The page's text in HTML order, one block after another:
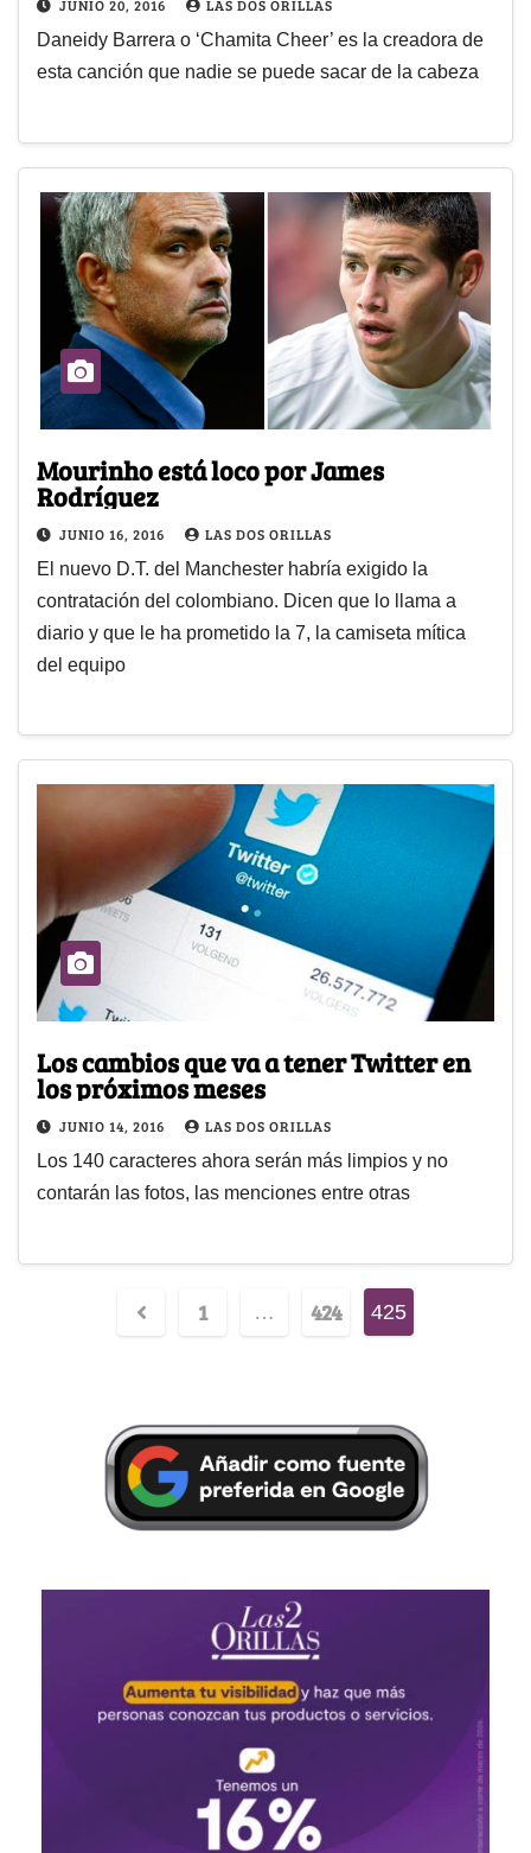
JUNIO 20, 2016 LAS DOS ORILLAS
Daneidy Barrera o ‘Chamita Cheer’ es la creadora de
esta canción que nadie se puede sacar de la cabeza
Mourinho está loco por James
Rodríguez
JUNIO 16, 2016 LAS DOS ORILLAS
El nuevo D.T. del Manchester habría exigido la
contratación del colombiano. Dicen que lo llama a
diario y que le ha prometido la 7, la camiseta mítica
del equipo
Los cambios que va a tener Twitter en
los próximos meses
JUNIO 14, 2016 LAS DOS ORILLAS
Los 140 caracteres ahora serán más limpios y no
contarán las fotos, las menciones entre otras
1 … 424 425